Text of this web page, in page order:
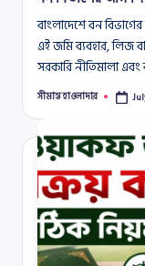
বাংলাদেশে বন
এই জমি ব্যবহার, লিজ
সরকারি নীতিমালা এবং
Posted
সীমান্ত হাওলাদার